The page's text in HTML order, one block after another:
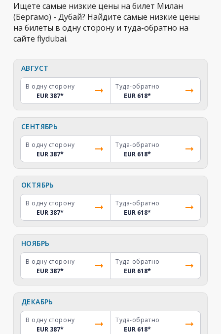
Ищете самые низкие цены на билет Милан
(Бергамо) - Дубай? Найдите самые низкие цены
на билеты в одну сторону и туда-обратно на
сайте flydubai.
АВГУСТ
В одну сторону
EUR 387*
Туда-обратно
EUR 618*
СЕНТЯБРЬ
В одну сторону
EUR 387*
Туда-обратно
EUR 618*
ОКТЯБРЬ
В одну сторону
EUR 387*
Туда-обратно
EUR 618*
НОЯБРЬ
В одну сторону
EUR 387*
Туда-обратно
EUR 618*
ДЕКАБРЬ
В одну сторону
EUR 387*
Туда-обратно
EUR 618*